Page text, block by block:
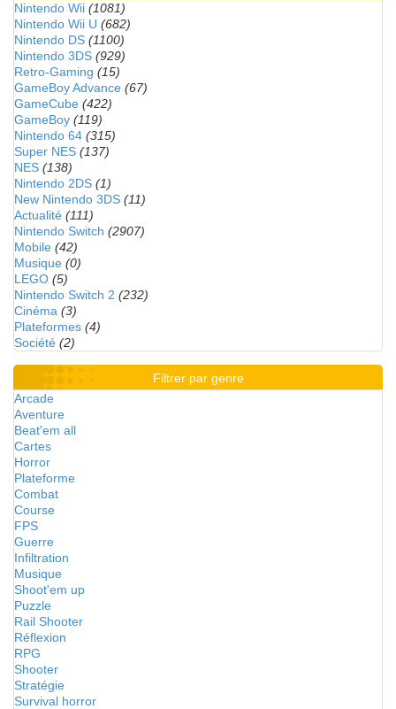
Nintendo Wii (1081)
Nintendo Wii U (682)
Nintendo DS (1100)
Nintendo 3DS (929)
Retro-Gaming (15)
GameBoy Advance (67)
GameCube (422)
GameBoy (119)
Nintendo 64 (315)
Super NES (137)
NES (138)
Nintendo 2DS (1)
New Nintendo 3DS (11)
Actualité (111)
Nintendo Switch (2907)
Mobile (42)
Musique (0)
LEGO (5)
Nintendo Switch 2 (232)
Cinéma (3)
Plateformes (4)
Société (2)
Filtrer par genre
Arcade
Aventure
Beat'em all
Cartes
Horror
Plateforme
Combat
Course
FPS
Guerre
Infiltration
Musique
Shoot'em up
Puzzle
Rail Shooter
Réflexion
RPG
Shooter
Stratégie
Survival horror